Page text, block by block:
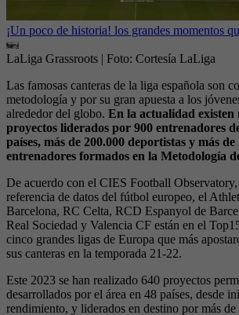
¡Un poco de historia! los grandes momentos
LaLiga Grassroots | Foto: Cortesía LaLiga
Las famosas canteras de la liga española son
metodología y por su gran apuesta a los
alrededor del globo. En la actualidad existen
proyectos liderados por 900 entrenadores
países, más de 200.000 deportistas y más de
entrenadores formados en la Metodología
De acuerdo con el CIES Football
referencia de datos del fútbol europeo, el
Barcelona, RC Celta, RCD Espanyol de
Real Sociedad y Valencia CF están en el
cinco grandes ligas de Europa que más
sus canteras en la temporada 21-22.
Este 2023 se han realizado 640 proyectos
desarrollados por el área en 48 países, desde
rendimiento, y liderados en destino por más de